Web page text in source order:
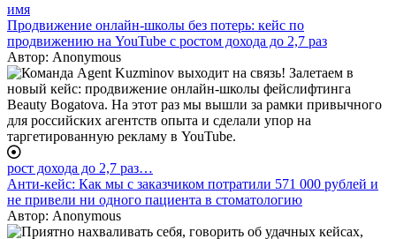
имя
Продвижение онлайн-школы без потерь: кейс по
продвижению на YouTube с ростом дохода до 2,7 раз
Автор: Anonymous
рост дохода до 2,7 раз…
Анти-кейс: Как мы с заказчиком потратили 571 000 рублей и
не привели ни одного пациента в стоматологию
Автор: Anonymous